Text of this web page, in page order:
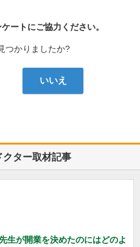
ートにご協力ください。
つかりましたか?
いいえ
クター取材記事
生が開業を決めたのにはどのよ